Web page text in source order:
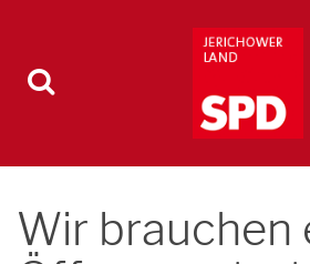
Wir brauchen